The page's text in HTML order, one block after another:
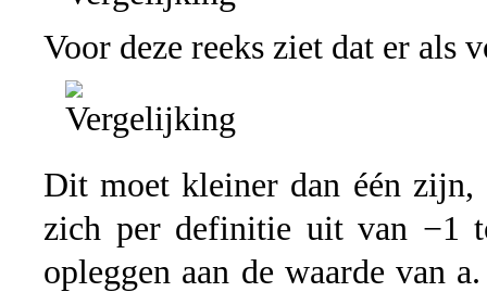
Voor deze reeks ziet dat er als
Dit moet kleiner dan één zijn,
zich per definitie uit van −1
opleggen aan de waarde van